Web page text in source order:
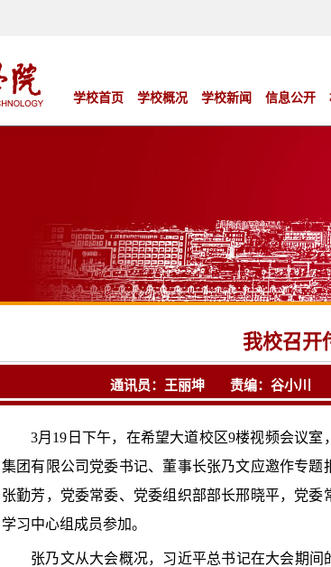
学校首页 学校概况 学校新闻 信息公开
我校召开
通讯员：王丽坤 责编：谷小川
3月19日下午，在希望大道校区9楼视频会议
集团有限公司党委书记、董事长张乃文应邀作专
张勤芳，党委常委、党委组织部部长邢晓平，党
学习中心组成员参加。
张乃文从大会概况，习近平总书记在大会期